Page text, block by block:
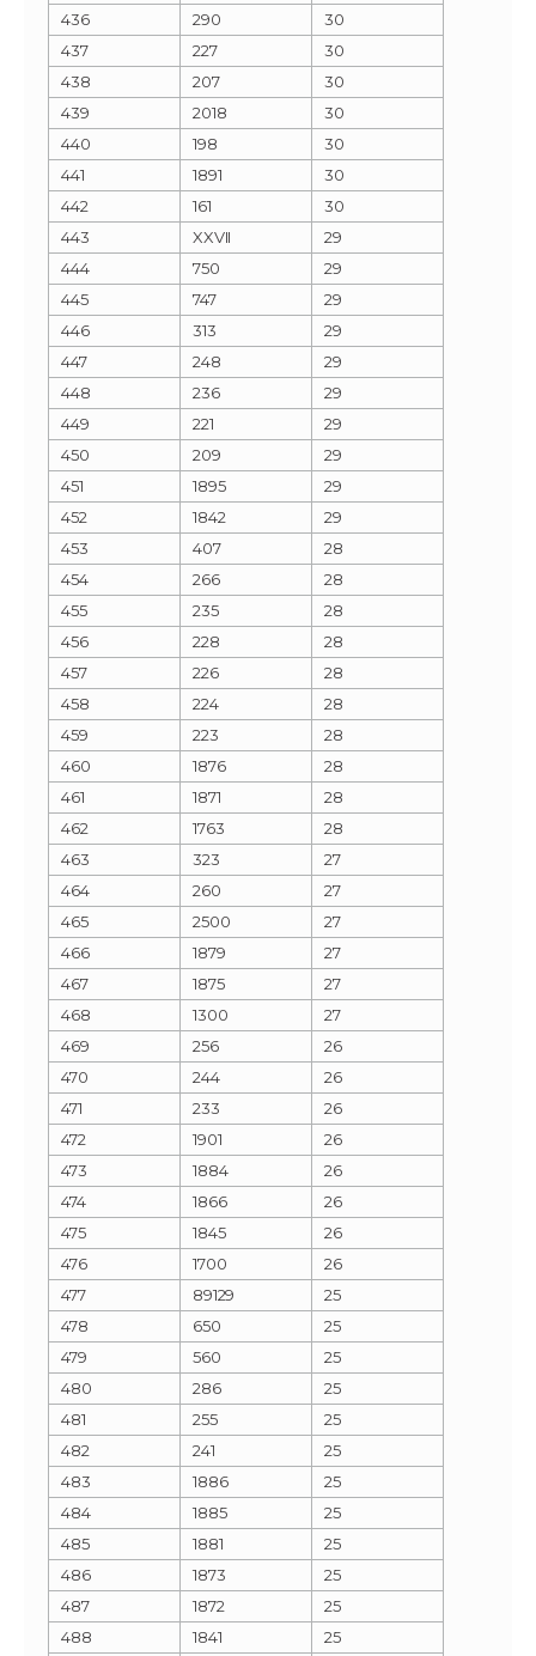
436 290
30
437
227
30
438
207
30
439
2018
30
440
198
30
441
1891
30
442
161
30
443
XXVII
29
444
750
29
445
747
29
446
313
29
447
248
29
448
236
29
449
221
29
450
209
29
451
1895
29
452
1842
29
453
407
28
454
266
28
455
235
28
456
228
28
457
226
28
458
224
28
459
223
28
460
1876
28
461
1871
28
462
1763
28
463
323
27
464
260
27
465
2500
27
466
1879
27
467
1875
27
468
1300
27
469
256
26
470
244
26
471
233
26
472
1901
26
473
1884
26
474
1866
26
475
1845
26
476
1700
26
477
89129
25
478
650
25
479
560
25
480
286
25
481
255
25
482
241
25
483
1886
25
484
1885
25
485
1881
25
486
1873
25
487
1872
25
488
1841
25